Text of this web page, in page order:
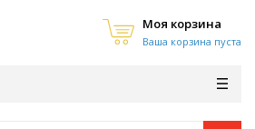
Моя корзина
Ваша корзина пуста